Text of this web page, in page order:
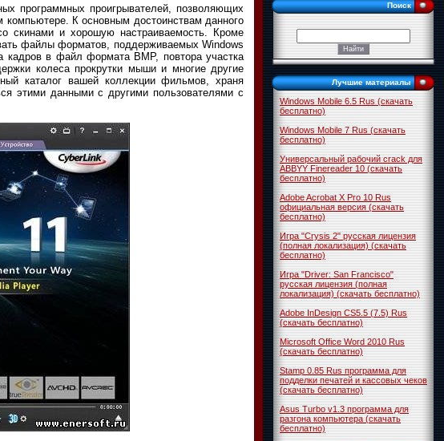
программных проигрывателей, позволяющих
К основным достоинствам данного
скинами и хорошую настраиваемость. Кроме
файлы форматов, поддерживаемых Windows
в файл формата BMP, повтора участка
колеса прокрутки мыши и многие другие
каталог вашей коллекции фильмов, храня
этими данными с другими пользователями с
Поиск
Лучшие материалы
Windows Mobile 6.5 Rus (скачать
бесплатно)
Windows Mobile 7 Rus (скачать
бесплатно)
Универсальный рабочий crack для
ABBYY Finereader 10 (скачать
бесплатно)
Adobe Acrobat X Pro 10 Rus
официальная версия (скачать
бесплатно)
Игра "Crysis 2" русская лицензия
(полная локализация) (скачать
бесплатно)
Игра "Driver: San Francisco"
русская лицензия (полная
локализация) (скачать бесплатно)
Adobe InDesign CS5.5 (7.5) Rus
(скачать бесплатно)
Microsoft Office Word 2010 Rus
(скачать бесплатно)
Stamp 0.85 Rus программа для
подделки печатей и кассовых чеков
(скачать бесплатно)
Asus Turbo v1.3 программа для
разгона компьютера (скачать
бесплатно)